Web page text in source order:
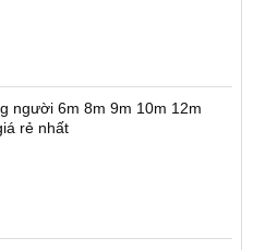
người 6m 8m 9m 10m 12m
rẻ nhất